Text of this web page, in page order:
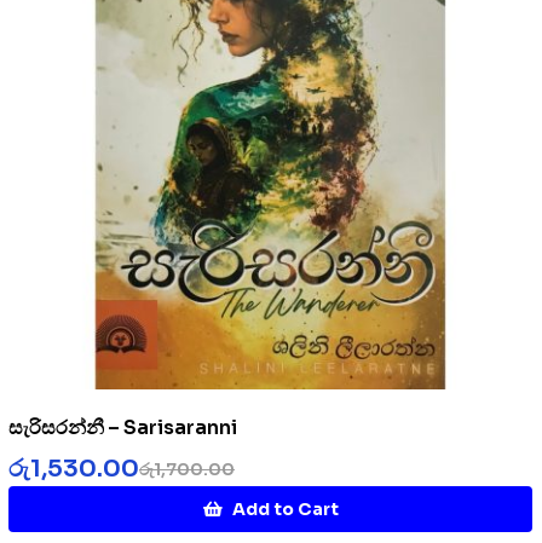
සැරිසරන්නී – Sarisaranni
රු1,700.00
රු1,530.00
Add to Cart